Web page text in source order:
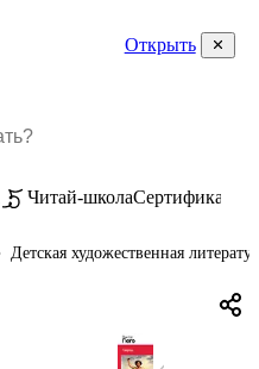
Открыть
Читай-школаСертификаты
Детская художественная